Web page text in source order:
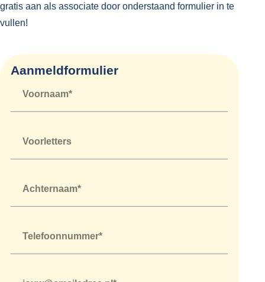
gratis aan als associate door onderstaand formulier in te
vullen!
Aanmeldformulier